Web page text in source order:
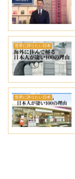
世界に誇りたい日本
世界に誇りたい日本